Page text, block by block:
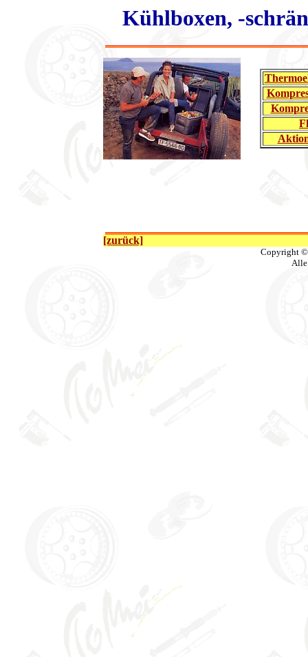
Kühlboxen, -
[zurück]
Copyright
Alle